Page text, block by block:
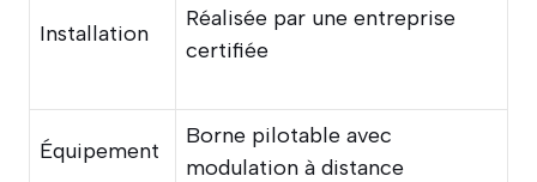
Installation
Réalisée par une entreprise
certifiée
Équipement
Borne pilotable avec
modulation à distance